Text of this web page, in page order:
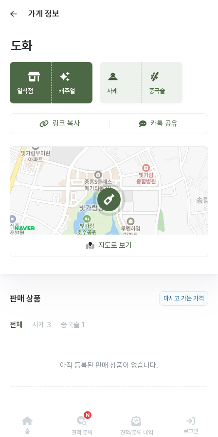
가게 정보
도화
일식점 캐주얼 사케 중국술
링크 복사 카톡 공유
지도로 보기
판매 상품 마시고 가는 가격
전체 사케 3 중국술 1
아직 등록된 판매 상품이 없습니다.
홈
N
견적 문의 견적/문의 내역 로그인